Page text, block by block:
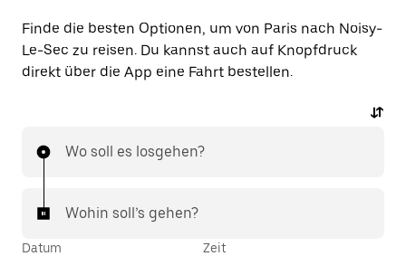
Finde die besten Optionen, um von Paris nach Noisy-
Le-Sec zu reisen. Du kannst auch auf Knopfdruck
direkt über die App eine Fahrt bestellen.
Wo soll es losgehen?
Wohin soll’s gehen?
Datum Zeit